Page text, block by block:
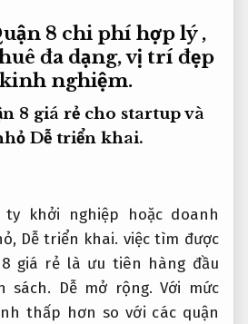
8 chi phí hợp lý ,
đa dạng, vị trí đẹp
nghiệm.
8 giá rẻ cho startup và
Dễ triển khai.
khởi nghiệp hoặc doanh
Dễ triển khai. việc tìm được
giá rẻ là ưu tiên hàng đầu
sách. Dễ mở rộng. Với mức
thấp hơn so với các quận